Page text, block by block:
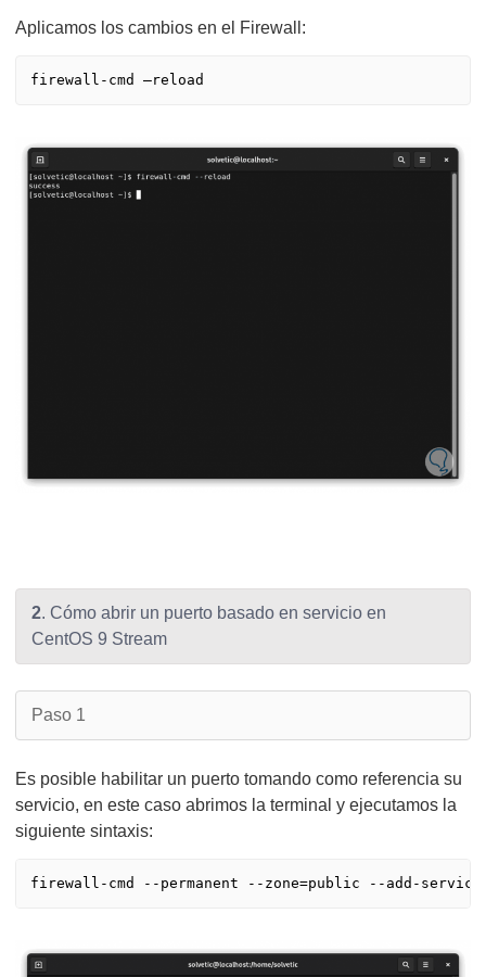
Aplicamos los cambios en el Firewall:
2. Cómo abrir un puerto basado en servicio en
CentOS 9 Stream
Paso 1
Es posible habilitar un puerto tomando como referencia su
servicio, en este caso abrimos la terminal y ejecutamos la
siguiente sintaxis: